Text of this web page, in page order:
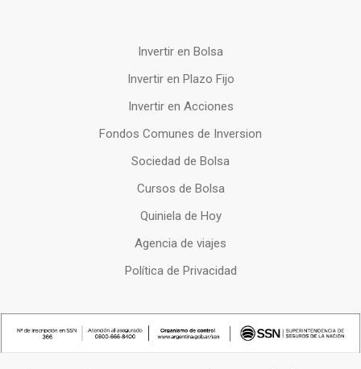
Invertir en Bolsa
Invertir en Plazo Fijo
Invertir en Acciones
Fondos Comunes de Inversion
Sociedad de Bolsa
Cursos de Bolsa
Quiniela de Hoy
Agencia de viajes
Política de Privacidad